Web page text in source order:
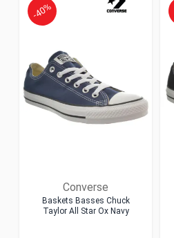
Converse
Baskets Basses Chuck
Taylor All Star Ox Navy
-40%